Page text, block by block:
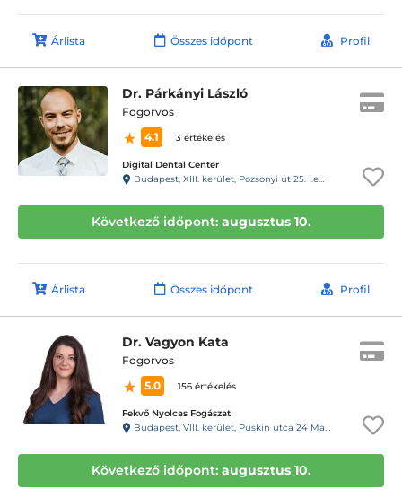
Árlista Összes időpont Profil
Dr. Párkányi László
Fogorvos
4.1
3 értékelés
Digital Dental Center
Budapest, XIII. kerület, Pozsonyi út 25. I.em.11-es csengő
Következő időpont: augusztus 10.
Árlista Összes időpont Profil
Dr. Vagyon Kata
Fogorvos
5.0
156 értékelés
Fekvő Nyolcas Fogászat
Budapest, VIII. kerület, Puskin utca 24 Magasföldszint 2., 12-es kapucsengő
Következő időpont: augusztus 10.